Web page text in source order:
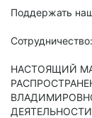
Поддержать
Сотрудничество:
НАСТОЯЩИЙ